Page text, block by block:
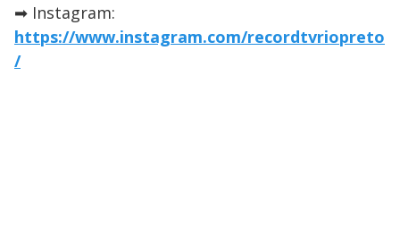
➡ Instagram:
https://www.instagram.com/recordtvriopreto
/